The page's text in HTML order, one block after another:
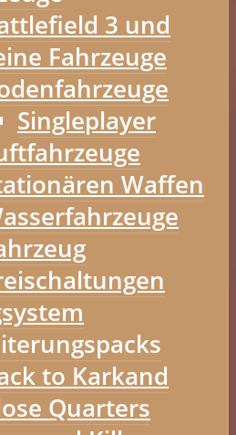
3 und
Fahrzeuge
Singleplayer
Waffen
to Karkand
Quarters